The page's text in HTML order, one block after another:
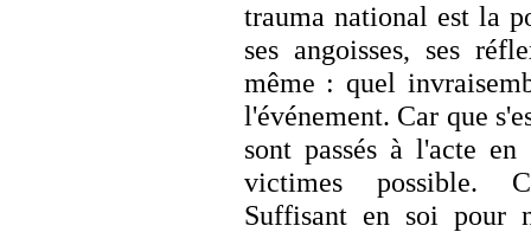
trauma national est la
ses angoisses, ses
même : quel
l'événement. Car que
sont passés à l'acte
victimes possible.
Suffisant en soi pour